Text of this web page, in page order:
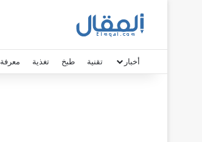
أخبار تقنية طبخ تغذية معرفة